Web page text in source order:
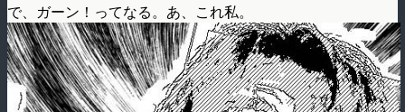
で、ガーン！ってなる。あ、これ私。